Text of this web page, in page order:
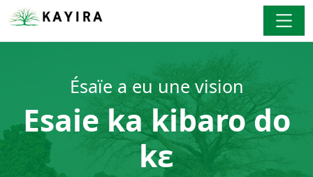
Ésaïe a eu une vision
Esaie ka kibaro do
kε